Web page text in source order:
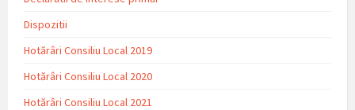
Dispozitii
Hotărâri Consiliu Local 2019
Hotărâri Consiliu Local 2020
Hotărâri Consiliu Local 2021